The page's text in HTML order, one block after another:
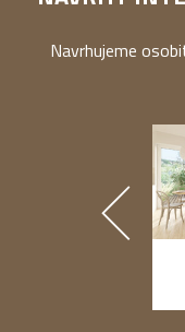
Navrhujeme